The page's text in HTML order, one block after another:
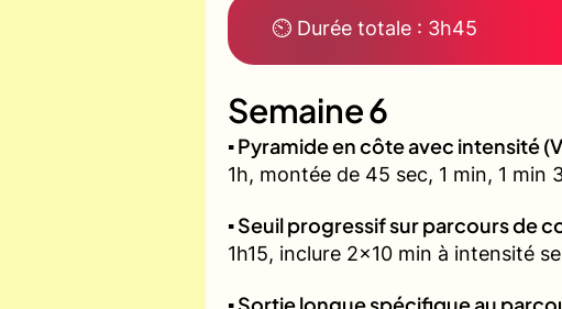
⏲ Durée totale : 3h45
Semaine 6
▪️ Pyramide en côte avec intensité
1h, montée de 45 sec, 1 min, 1
▪️ Seuil progressif sur parcours de
1h15, inclure 2x10 min à intensité